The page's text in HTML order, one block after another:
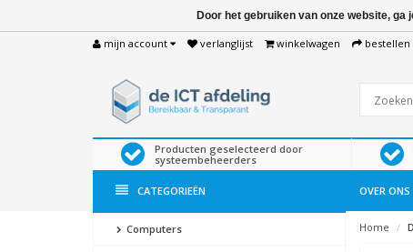
mijn account verlanglijst winkelwagen bestellen
Producten geselecteerd door
systeembeheerders
CATEGORIEËN OVER ONS
Computers Home
Door het gebruiken van onze website,